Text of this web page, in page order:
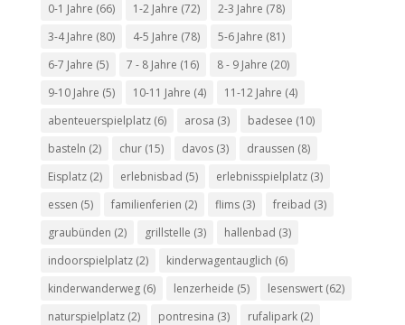
0-1 Jahre (66) 1-2 Jahre (72) 2-3 Jahre (78)
3-4 Jahre (80) 4-5 Jahre (78) 5-6 Jahre (81)
6-7 Jahre (5) 7 - 8 Jahre (16) 8 - 9 Jahre (20)
9-10 Jahre (5) 10-11 Jahre (4) 11-12 Jahre (4)
abenteuerspielplatz(6) arosa (3) badesee (10)
basteln (2) chur(15) davos(3) draussen (8)
Eisplatz(2) erlebnisbad (5) erlebnisspielplatz(3)
essen (5) familienferien (2) flims(3) freibad (3)
graubünden (2) grillstelle (3) hallenbad (3)
indoorspielplatz(2) kinderwagentauglich (6)
kinderwanderweg(6) lenzerheide (5) lesenswert(62)
naturspielplatz(2) pontresina (3) rufalipark(2)